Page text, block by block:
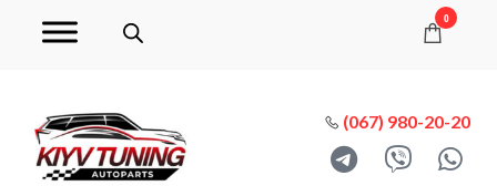
0
(067) 980-20-20